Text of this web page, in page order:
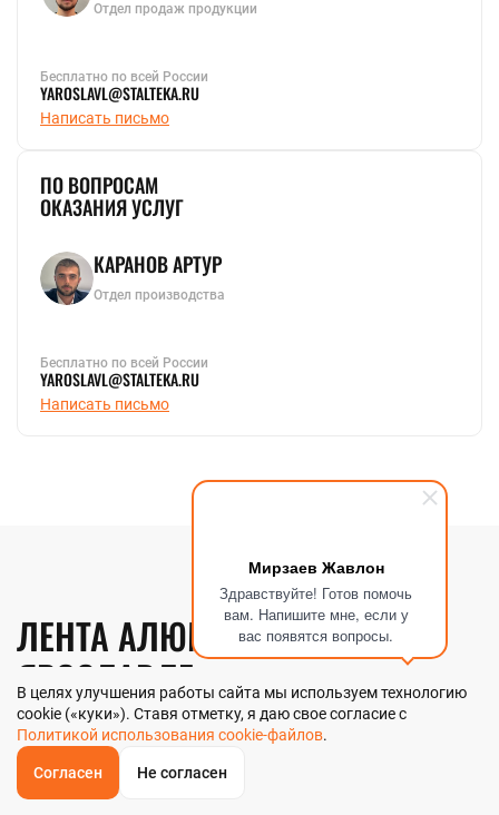
Мирзаев Жавлон
Здравствуйте! Готов помочь
вам. Напишите мне, если у
вас появятся вопросы.
ОБРАТНЫЙЗВОНОК
Отдел продаж продукции
Бесплатно по всей России
YAROSLAVL@STALTEKA.RU
Написать письмо
ПО ВОПРОСАМ
ОКАЗАНИЯ УСЛУГ
КАРАНОВ АРТУР
Отдел производства
Бесплатно по всей России
YAROSLAVL@STALTEKA.RU
Написать письмо
ЛЕНТА АЛЮМИНИЕВАЯ В
ЯРОСЛАВЛЕ
Компания «Стальтека» — поставщик металлопроката с
собственным складом и производством в Ярославле. В
наличии более 130 видов металлопроката и 70 наименований
металлоизделий — черный, цветной и нержавеющий прокат
Главная
В целях улучшения работы сайта мы используем технологию
cookie («куки»). Ставя отметку, я даю свое согласие с
Политикой использования cookie-файлов.
Согласен Не согласен